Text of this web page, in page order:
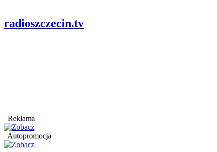
radioszczecin.tv
Reklama
Autopromocja